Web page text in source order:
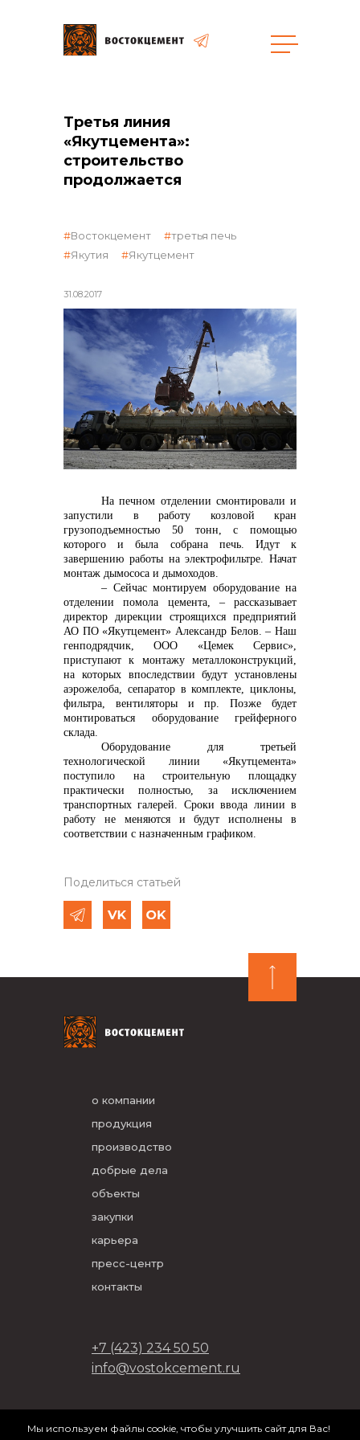
Объекты
общая информация
объявленные закупки
реализация неликвидов
контакты отдела закупок
Контакты
+7 (423) 234 50 50
info@vostokcement.ru
Третья линия
«Якутцемента»:
строительство
продолжается
31.08.2017
Востокцемент
третья печь
Якутия
Якутцемент
На печном отделении смонтировали и
запустили в работу козловой кран
грузоподъемностью 50 тонн, с помощью
которого и была собрана печь. Идут к
завершению работы на электрофильтре. Начат
монтаж дымососа и дымоходов.
– Сейчас монтируем оборудование на
отделении помола цемента, – рассказывает
директор дирекции строящихся предприятий
АО ПО «Якутцемент» Александр Белов. – Наш
генподрядчик, ООО «Цемек Сервис»,
приступают к монтажу металлоконструкций,
на которых впоследствии будут установлены
аэрожелоба, сепаратор в комплекте, циклоны,
фильтра, вентиляторы и пр. Позже будет
монтироваться оборудование грейферного
склада.
Оборудование для третьей
технологической линии «Якутцемента»
поступило на строительную площадку
практически полностью, за исключением
транспортных галерей. Срокиввода линии в
работу не меняются и будут исполнены в
соответствии с назначенным графиком.
Поделиться статьей
о компании
продукция
производство
добрые дела
объекты
закупки
карьера
пресс-центр
контакты
+7 (423) 234 50 50
info@vostokcement.ru
разработано вDVIGA
Мы используем файлы cookie, чтобы улучшить сайт для Вас!